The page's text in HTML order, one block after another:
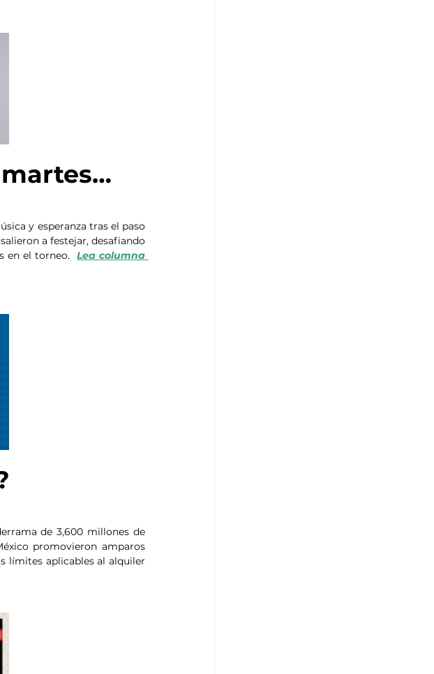
y esperanza tras el paso
a festejar, desafiando
en el torneo. Lea columna
de 3,600 millones de
promovieron amparos
límites aplicables al alquiler